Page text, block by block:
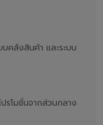
บคลังสินค้า และระบบ
รโมชั่นจากส่วนกลาง